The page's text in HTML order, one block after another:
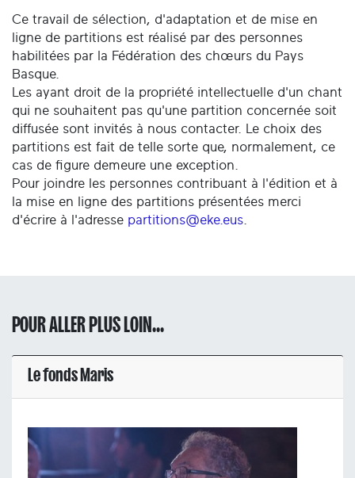
Ce travail de sélection, d'adaptation et de mise en
ligne de partitions est réalisé par des personnes
habilitées par la Fédération des chœurs du Pays
Basque.
Les ayant droit de la propriété intellectuelle d'un chant
qui ne souhaitent pas qu'une partition concernée soit
diffusée sont invités à nous contacter. Le choix des
partitions est fait de telle sorte que, normalement, ce
cas de figure demeure une exception.
Pour joindre les personnes contribuant à l'édition et à
la mise en ligne des partitions présentées merci
d'écrire à l'adresse partitions@eke.eus
POUR ALLER PLUS LOIN...
Le fonds Maris